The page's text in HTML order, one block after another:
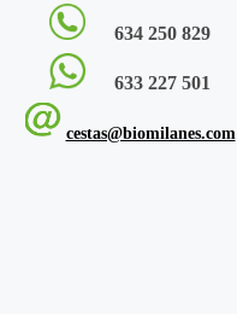
634 250 829
633 227 501
cestas@biomilanes.com